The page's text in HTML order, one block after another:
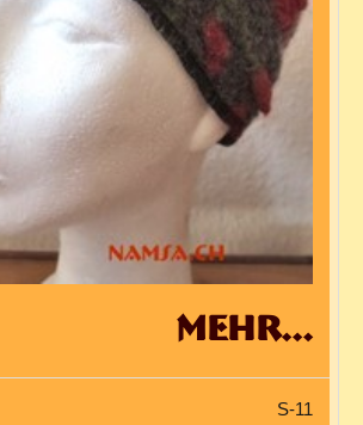
mehr...
S-11